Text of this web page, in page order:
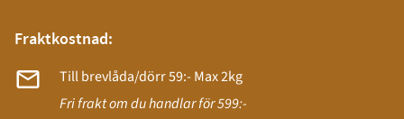
Fraktkostnad:
Till brevlåda/dörr 59:- Max 2kg
Fri frakt om du handlar för 599:-